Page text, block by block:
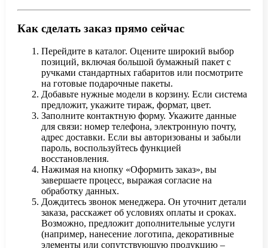
Как сделать заказ прямо сейчас
Перейдите в каталог. Оцените широкий выбор
позиций, включая большой бумажный пакет с
ручками стандартных габаритов или посмотрите
на готовые подарочные пакеты.
Добавьте нужные модели в корзину. Если система
предложит, укажите тираж, формат, цвет.
Заполните контактную форму. Укажите данные
для связи: номер телефона, электронную почту,
адрес доставки. Если вы авторизованы и забыли
пароль, воспользуйтесь функцией
восстановления.
Нажимая на кнопку «Оформить заказ», вы
завершаете процесс, выражая согласие на
обработку данных.
Дождитесь звонок менеджера. Он уточнит детали
заказа, расскажет об условиях оплаты и сроках.
Возможно, предложит дополнительные услуги
(например, нанесение логотипа, декоративные
элементы или сопутствующую продукцию –